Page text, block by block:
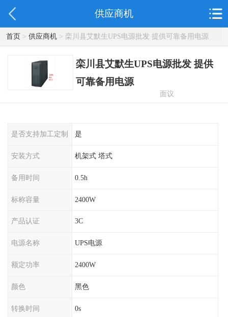
供应商机
首页> 供应商机> 栾川县艾默生UPS电源批发 提供可靠备用电源
栾川县艾默生UPS电源批发 提供
可靠备用电源
面议
是否支持加工定制 是
安装方式 机架式 塔式
备用时间 0.5h
标称容量 2400W
产品认证 3C
电源名称 UPS电源
额定功率 2400W
颜色 黑色
转换时间 0s